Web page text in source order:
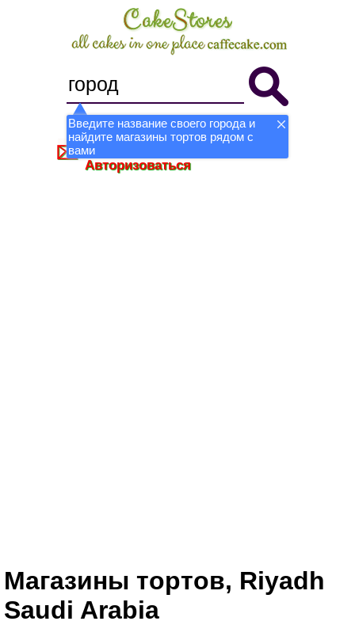
Введите название своего города и
найдите магазины тортов рядом с
вамиСтать магазином
Авторизоваться
Магазины тортов, Riyadh
Saudi Arabia